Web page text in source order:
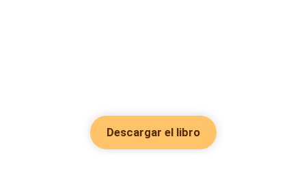
Descargar el libro